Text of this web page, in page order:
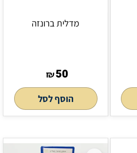
מדלית ברונזה
₪50
הוסף לסל